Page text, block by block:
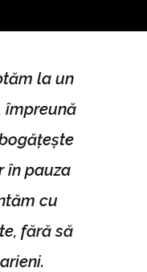
la un
împreună
în pauza
cu
fără să